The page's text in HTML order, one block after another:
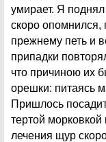
умирает. Я
скоро опомнился,
прежнему петь и
припадки
что причиною их
орешки: питаясь
Пришлось
тертой
лечения щур